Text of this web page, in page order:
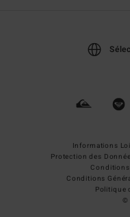
Informations
Protection des
Conditions
Politique
©